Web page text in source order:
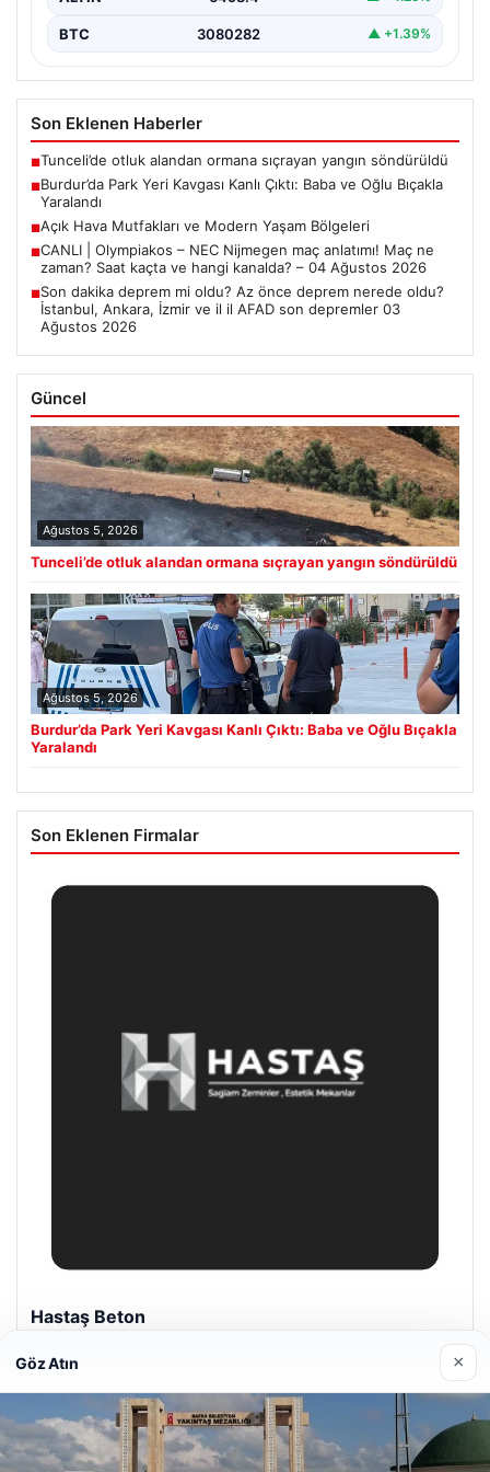
BTC 3080282 ▲ +1.39%
Son Eklenen Haberler
■Tunceli’de otluk alandan ormana sıçrayan yangın söndürüldü
■Burdur’da Park Yeri Kavgası Kanlı Çıktı: Baba ve Oğlu Bıçakla
Yaralandı
■Açık Hava Mutfakları ve Modern Yaşam Bölgeleri
■CANLI | Olympiakos – NEC Nijmegen maç anlatımı! Maç ne
zaman? Saat kaçta ve hangi kanalda? – 04 Ağustos 2026
■Son dakika deprem mi oldu? Az önce deprem nerede oldu?
İstanbul, Ankara, İzmir ve il il AFAD son depremler 03
Ağustos 2026
Güncel
Ağustos 5, 2026
Tunceli’de otluk alandan ormana sıçrayan yangın söndürüldü
Ağustos 5, 2026
Burdur’da Park Yeri Kavgası Kanlı Çıktı: Baba ve Oğlu Bıçakla
Yaralandı
Son Eklenen Firmalar
Prenses Night Club
Göz Atın ×